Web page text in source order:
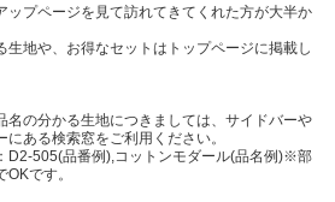
ップページを見て訪れてきてくれた方が大半か
生地や、お得なセットはトップページに掲載し
名の分かる生地につきましては、サイドバーや
にある検索窓をご利用ください。
D2-505(品番例),コットンモダール(品名例)※部
OKです。